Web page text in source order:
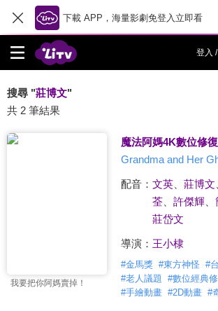
下載 APP，海量影劇免登入立即看
登入
搜尋 "莊博文"
共 2 筆結果
我要把你阿媽賣掉！
魔法阿媽4K數位修
Grandma and Her
配音： 文英、 莊博文
荃、 許傑輝、
莊岱文
導演： 王小棣
#金馬獎 #東方神怪 #
#老人議題 #數位經典
#手繪動畫 #2D動畫 #